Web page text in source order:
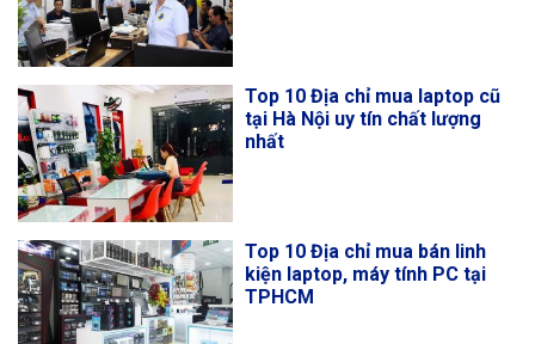
Top 10 Địa chỉ mua laptop cũ
tại Hà Nội uy tín chất lượng
nhất
Top 10 Địa chỉ mua bán linh
kiện laptop, máy tính PC tại
TPHCM